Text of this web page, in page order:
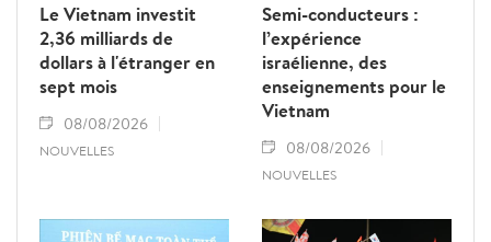
Le Vietnam investit
2,36 milliards de
dollars à l'étranger en
sept mois
08/08/2026
NOUVELLES
Semi-conducteurs :
l’expérience
israélienne, des
enseignements pour le
Vietnam
08/08/2026
NOUVELLES